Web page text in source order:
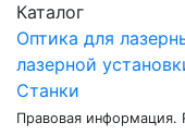
Каталог
Оптика для
лазерной
Станки
Правовая информация.